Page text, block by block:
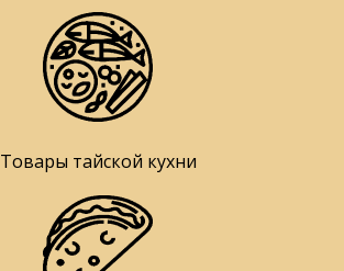
Товары тайской кухни